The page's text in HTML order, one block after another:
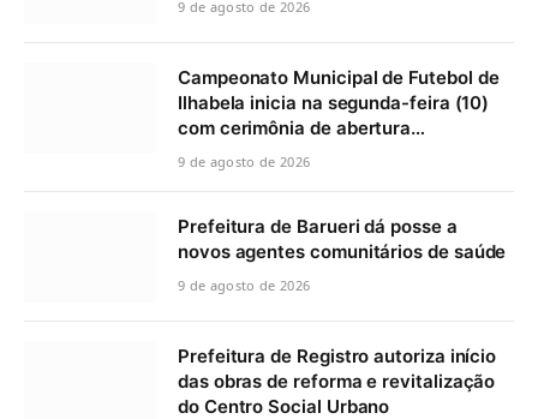
9 de agosto de 2026
Campeonato Municipal de Futebol de
Ilhabela inicia na segunda-feira (10)
com cerimônia de abertura…
9 de agosto de 2026
Prefeitura de Barueri dá posse a
novos agentes comunitários de saúde
9 de agosto de 2026
Prefeitura de Registro autoriza início
das obras de reforma e revitalização
do Centro Social Urbano